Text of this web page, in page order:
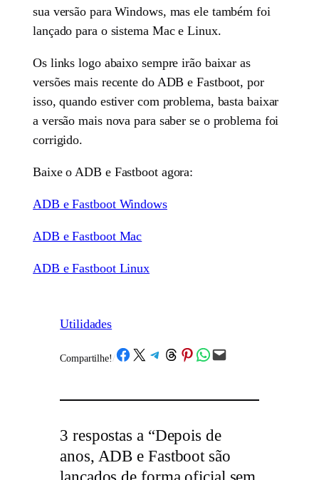
sua versão para Windows, mas ele também foi
lançado para o sistema Mac e Linux.
Os links logo abaixo sempre irão baixar as
versões mais recente do ADB e Fastboot, por
isso, quando estiver com problema, basta baixar
a versão mais nova para saber se o problema foi
corrigido.
Baixe o ADB e Fastboot agora:
ADB e Fastboot Windows
ADB e Fastboot Mac
ADB e Fastboot Linux
Utilidades
Compartilhe! /Share on Facebook
Share on X Share on Telegram
Share on Threads
Share on Pinterest
Share on WhatsApp
Email this Page
3 respostas a “Depois de
anos, ADB e Fastboot são